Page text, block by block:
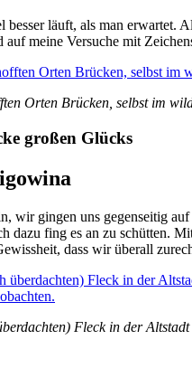
besser läuft, als man erwartet.
meine Versuche mit
Orten Brücken, selbst im
großen Glücks
wir gingen uns gegenseitig
dazu fing es an zu schütten.
dass wir überall
Fleck in der